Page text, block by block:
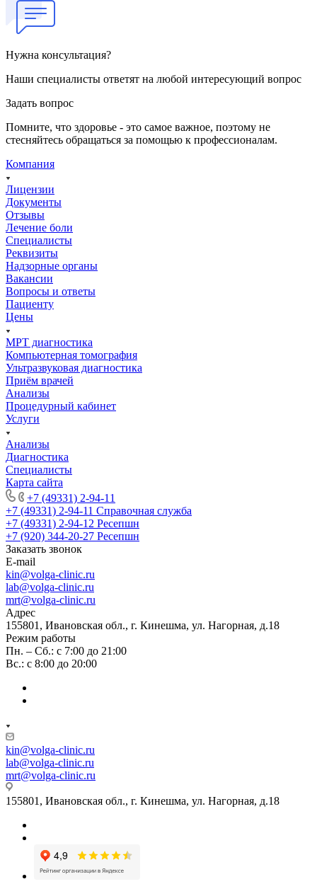
Нужна консультация?
Наши специалисты ответят на любой интересующий вопрос
Задать вопрос
Помните, что здоровье - это самое важное, поэтому не
стесняйтесь обращаться за помощью к профессионалам.
Компания
Лицензии
Документы
Отзывы
Лечение боли
Специалисты
Реквизиты
Надзорные органы
Вакансии
Вопросы и ответы
Пациенту
Цены
МРТ диагностика
Компьютерная томография
Ультразвуковая диагностика
Приём врачей
Анализы
Процедурный кабинет
Услуги
Анализы
Диагностика
Специалисты
Карта сайта
+7 (49331) 2-94-11
+7 (49331) 2-94-11 Справочная служба
+7 (49331) 2-94-12 Ресепшн
+7 (920) 344-20-27 Ресепшн
Заказать звонок
E-mail
kin@volga-clinic.ru
lab@volga-clinic.ru
mrt@volga-clinic.ru
Адрес
155801, Ивановская обл., г. Кинешма, ул. Нагорная, д.18
Режим работы
Пн. – Сб.: с 7:00 до 21:00
Вс.: с 8:00 до 20:00
kin@volga-clinic.ru
lab@volga-clinic.ru
mrt@volga-clinic.ru
155801, Ивановская обл., г. Кинешма, ул. Нагорная, д.18